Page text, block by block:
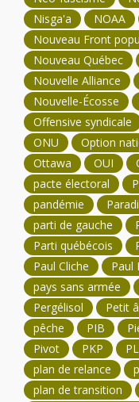
Nisga'a
NOAA
Nouveau Front
Nouveau Québec
Nouvelle Alliance
Nouvelle-Écosse
Offensive syndicale
ONU
Option
Ottawa
OUI
pacte électoral
pandémie
parti de gauche
Parti québécois
Paul Cliche
Paul
pays sans armée
Pergélisol
Petit
pêche
PIB
Pivot
PKP
plan de relance
plan de transition